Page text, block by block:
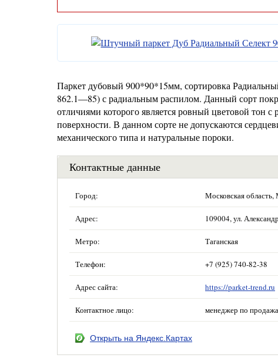
Паркет дубовый 900*90*15мм, сортировка
862.1—85) с радиальным распилом. Данный сорт
отличиями которого является ровный цветовой тон
поверхности. В данном сорте не допускаются
механического типа и натуральные пороки.
Контактные данные
Город: Московская область,
Адрес: 109004, ул.
Метро: Таганская
Телефон: +7 (925) 740-82-38
Адрес сайта: https://parket-trend.ru
Контактное лицо: менеджер по
Открыть на Яндекс.Картах